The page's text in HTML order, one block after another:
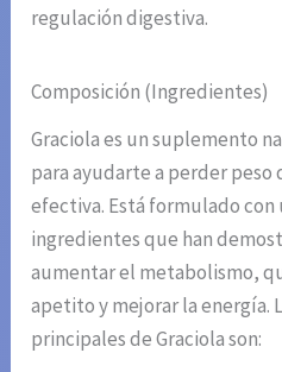
regulación digestiva.
Composición (Ingredientes)
Graciola es un suplemento
para ayudarte a perder peso
efectiva. Está formulado con
ingredientes que han
aumentar el metabolismo,
apetito y mejorar la energía.
principales de Graciola son: